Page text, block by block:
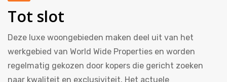
Tot slot
Deze luxe woongebieden maken deel uit van het
werkgebied van World Wide Properties en worden
regelmatig gekozen door kopers die gericht zoeken
naar kwaliteit en exclusiviteit. Het actuele